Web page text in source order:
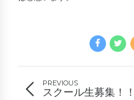
PREVIOUS
スクール生募集！！